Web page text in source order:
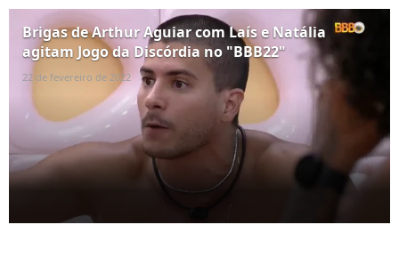
Brigas de Arthur Aguiar com Laís e Natália
agitam Jogo da Discórdia no "BBB22"
22 de fevereiro de 2022